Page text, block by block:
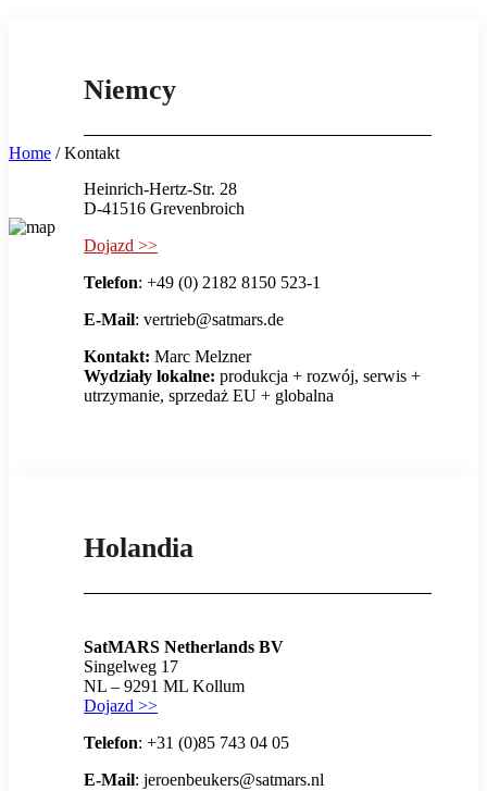
Home /Kontakt
Niemcy
Heinrich-Hertz-Str. 28
D-41516 Grevenbroich
Dojazd >>
Telefon: +49 (0) 2182 8150 523-1
E-Mail: vertrieb@satmars.de
Kontakt: Marc Melzner
Wydziały lokalne: produkcja + rozwój, serwis +
utrzymanie, sprzedaż EU + globalna
Holandia
SatMARS Netherlands BV
Singelweg 17
NL – 9291 ML Kollum
Dojazd >>
Telefon: +31 (0)85 743 04 05
E-Mail: jeroenbeukers@satmars.nl